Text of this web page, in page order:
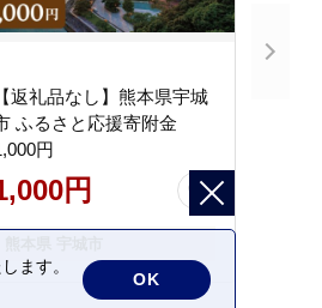
【返礼品なし】熊本県宇城
ふるさと応援寄附金
円
円
ます。
OK